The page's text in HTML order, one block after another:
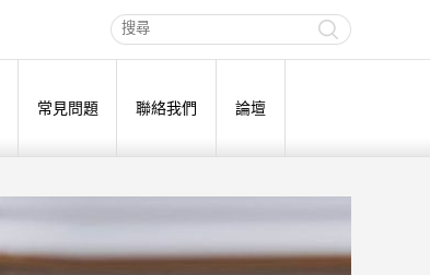
常見問題 聯絡我們 論壇